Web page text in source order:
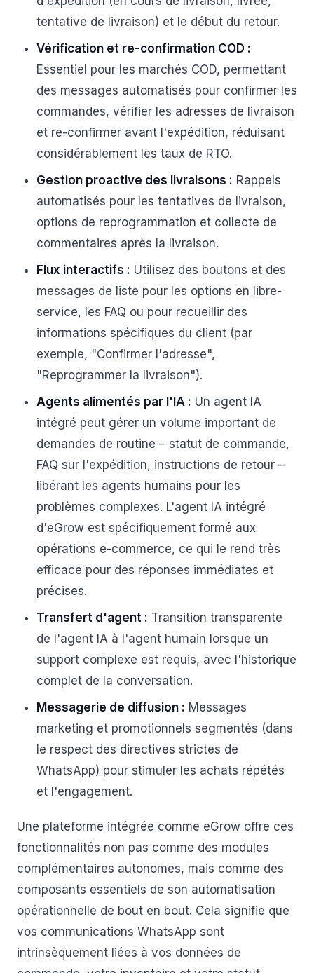
tentative de livraison) et le début du retour.
Vérification et re-confirmation COD :
Essentiel pour les marchés COD, permettant
des messages automatisés pour confirmer les
commandes, vérifier les adresses de livraison
et re-confirmer avant l'expédition, réduisant
considérablement les taux de RTO.
Gestion proactive des livraisons : Rappels
automatisés pour les tentatives de livraison,
options de reprogrammation et collecte de
commentaires après la livraison.
Flux interactifs : Utilisez des boutons et des
messages de liste pour les options en libre-
service, les FAQ ou pour recueillir des
informations spécifiques du client (par
exemple, "Confirmer l'adresse",
"Reprogrammer la livraison").
Agents alimentés par l'IA : Un agent IA
intégré peut gérer un volume important de
demandes de routine – statut de commande,
FAQ sur l'expédition, instructions de retour –
libérant les agents humains pour les
problèmes complexes. L'agent IA intégré
d'eGrow est spécifiquement formé aux
opérations e-commerce, ce qui le rend très
efficace pour des réponses immédiates et
précises.
Transfert d'agent : Transition transparente
de l'agent IA à l'agent humain lorsque un
support complexe est requis, avec l'historique
complet de la conversation.
Messagerie de diffusion : Messages
marketing et promotionnels segmentés (dans
le respect des directives strictes de
WhatsApp) pour stimuler les achats répétés
et l'engagement.
Une plateforme intégrée comme eGrow offre ces
fonctionnalités non pas comme des modules
complémentaires autonomes, mais comme des
composants essentiels de son automatisation
opérationnelle de bout en bout. Cela signifie que
vos communications WhatsApp sont
intrinsèquement liées à vos données de